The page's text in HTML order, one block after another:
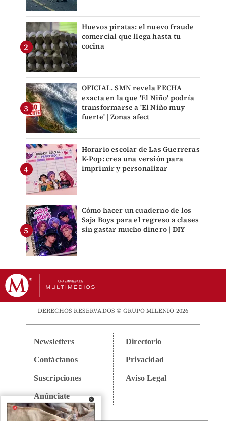
Huevos piratas: el nuevo fraude
comercial que llega hasta tu
cocina
OFICIAL. SMN revela FECHA
exacta en la que 'El Niño' podría
transformarse a 'El Niño muy
fuerte' | Zonas afect
Horario escolar de Las Guerreras
K-Pop: crea una versión para
imprimir y personalizar
Cómo hacer un cuaderno de los
Saja Boys para el regreso a clases
sin gastar mucho dinero | DIY
DERECHOS RESERVADOS © GRUPO MILENIO 2026
Newsletters
Contáctanos
Suscripciones
Anúnciate
Directorio
Privacidad
Aviso Legal